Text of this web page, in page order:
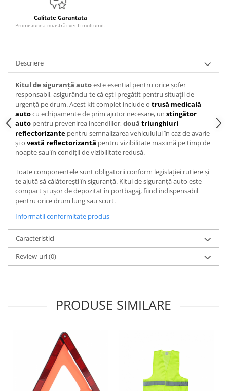
Organizatoare Auto
Iluminat Auto
Proiectoare
Accesorii LED
Becuri Auto
Piese Auto
Piese Caroserie
Amortizoare Capota
Oglinzi
Pompa Spalator Parbriz
Accesorii Camioane
Lampi si Proiectoare Camion
Marcaje si Echipamente de
Accesorii Cabina Camion
Echipamente Electrice si
Pneumatice
Aditivi Ulei Motor
Aditivi DPF, Sistem Racire si
Servodirectie
Calitate Garantata
Promisiunea noastră: vei fi mulțumit.
Descriere
Kitul de siguranță autoeste esențial pentru orice șofer
responsabil, asigurându-te că ești pregătit pentru situații de
urgență pe drum. Acest kit complet include o trusă medicală
autocu echipamente de prim ajutor necesare, un stingător
auto pentru prevenirea incendiilor,două triunghiuri
reflectorizante pentru semnalizarea vehiculului în caz de avarie
și o vestă reflectorizantă pentru vizibilitate maximă pe timp de
noapte sau în condiții de vizibilitate redusă.
Toate componentele sunt obligatorii conform legislației rutiere și
te ajută să călătorești în siguranță. Kitul de siguranță auto este
compact și ușor de depozitat în portbagaj, fiind indispensabil
pentru orice drum lung sau scurt.
Informatii conformitate produs
Caracteristici
Review-uri(0)
PRODUSE SIMILARE